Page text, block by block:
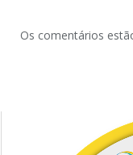
Os comentários